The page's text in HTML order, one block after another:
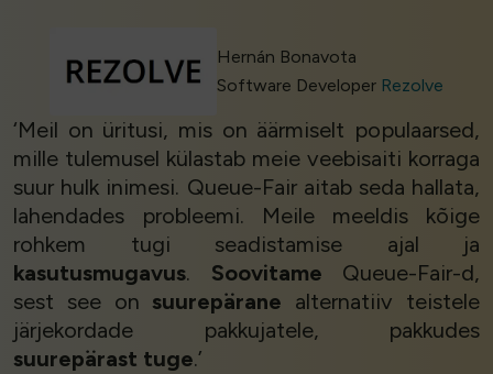
Hernán Bonavota
Software Developer Rezolve
‘Meil on üritusi, mis on äärmiselt populaarsed,
mille tulemusel külastab meie veebisaiti korraga
suur hulk inimesi. Queue-Fair aitab seda hallata,
lahendades probleemi. Meile meeldis kõige
rohkem tugi seadistamise ajal ja
kasutusmugavus. Soovitame Queue-Fair-d,
sest see on suurepärane alternatiiv teistele
järjekordade pakkujatele, pakkudes
suurepärast tuge.’